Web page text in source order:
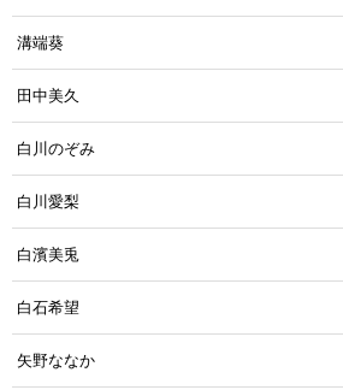
溝端葵
田中美久
白川のぞみ
白川愛梨
白濱美兎
白石希望
矢野ななか